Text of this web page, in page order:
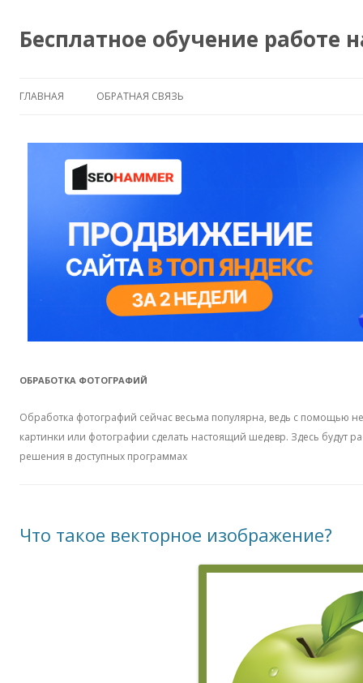
Бесплатное обучение работе
ГЛАВНАЯ ОБРАТНАЯ СВЯЗЬ
ОБРАБОТКА ФОТОГРАФИЙ
Обработка фотографий сейчас весьма популярна, ведь с помощью
картинки или фотографии сделать настоящий шедевр. Здесь будут
решения в доступных программах
Что такое векторное изображение?